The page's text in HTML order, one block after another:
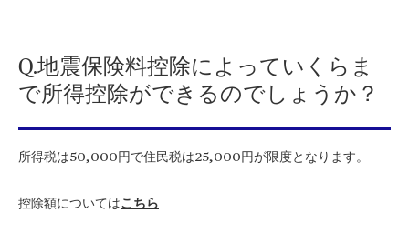
Q.地震保険料控除によっていくらま
で所得控除ができるのでしょうか？
所得税は50,000円で住民税は25,000円が限度となります。
控除額についてはこちら